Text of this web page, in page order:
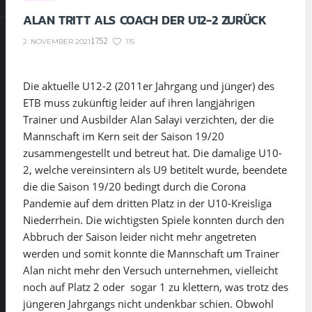
ALAN TRITT ALS COACH DER U12-2 ZURÜCK
2. NOVEMBER 20211752 115
Die aktuelle U12-2 (2011er Jahrgang und jünger) des
ETB muss zukünftig leider auf ihren langjährigen
Trainer und Ausbilder Alan Salayi verzichten, der die
Mannschaft im Kern seit der Saison 19/20
zusammengestellt und betreut hat. Die damalige U10-
2, welche vereinsintern als U9 betitelt wurde, beendete
die die Saison 19/20 bedingt durch die Corona
Pandemie auf dem dritten Platz in der U10-Kreisliga
Niederrhein. Die wichtigsten Spiele konnten durch den
Abbruch der Saison leider nicht mehr angetreten
werden und somit konnte die Mannschaft um Trainer
Alan nicht mehr den Versuch unternehmen, vielleicht
noch auf Platz 2 oder sogar 1 zu klettern, was trotz des
jüngeren Jahrgangs nicht undenkbar schien. Obwohl